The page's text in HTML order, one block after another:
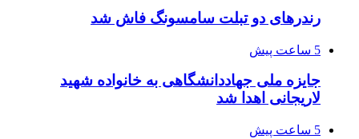
رندرهای دو تبلت سامسونگ فاش شد
5 ساعت پیش
جایزه ملی جهاددانشگاهی به خانواده شهید
لاریجانی اهدا شد
5 ساعت پیش